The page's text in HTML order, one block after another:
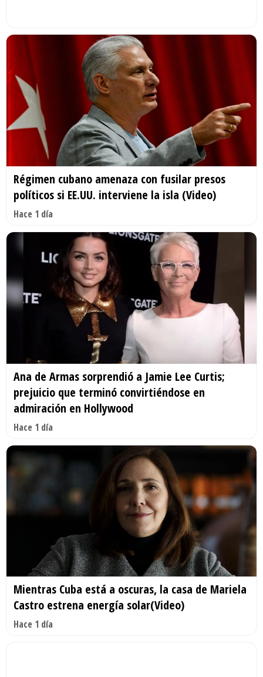
Régimen cubano amenaza con fusilar presos
políticos si EE.UU. interviene la isla (Video)
Hace 1 día
Ana de Armas sorprendió a Jamie Lee Curtis;
prejuicio que terminó convirtiéndose en
admiración en Hollywood
Hace 1 día
Mientras Cuba está a oscuras, la casa de Mariela
Castro estrena energía solar(Video)
Hace 1 día